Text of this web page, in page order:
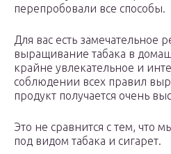
перепробовали все способы.
Для вас есть
выращивание табака в
крайне увлекательное и
соблюдении всех правил
продукт получается очень
Это не сравнится с тем, что
под видом табака и сигарет.